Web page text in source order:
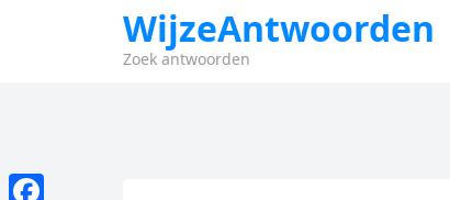
WijzeAntwoorden
Zoek antwoorden